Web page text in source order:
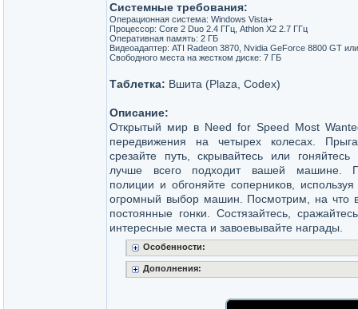
Системные требования:
Операционная система: Windows Vista+
Процессор: Core 2 Duo 2.4 ГГц, Athlon X2 2.7 ГГц
Оперативная память: 2 ГБ
Видеоадаптер: ATI Radeon 3870, Nvidia GeForce 8800 GT
Свободного места на жестком диске: 7 ГБ
Таблетка: Вшита (Plaza, Codex)
Описание:
Открытый мир в Need for Speed Most
передвижения на четырех колесах.
срезайте путь, скрывайтесь или
лучше всего подходит вашей машине.
полиции и обгоняйте соперников,
огромный выбор машин. Посмотрим, на что
постоянные гонки. Состязайтесь,
интересные места и завоевывайте награды.
Особенности:
Дополнения: